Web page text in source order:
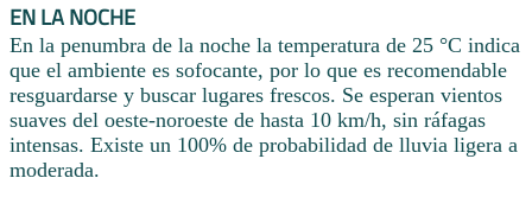
EN LA NOCHE
En la penumbra de la noche la temperatura de 25 °C indica
que el ambiente es sofocante, por lo que es recomendable
resguardarse y buscar lugares frescos. Se esperan vientos
suaves del oeste-noroeste de hasta 10 km/h, sin ráfagas
intensas. Existe un 100% de probabilidad de lluvia ligera a
moderada.